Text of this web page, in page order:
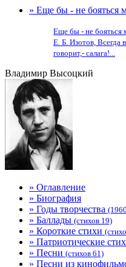
» Еще бы - не бояться
Еще бы - не бояться
Е. Б. Изотов, Всегда
говорит,- салага!...
Владимир Высоцкий
» Оглавление
» Биография
» Годы творчества
» Баллады (стихов 19)
» Короткие стихи
» Патриотические
» Песни (стихов 61)
» Песни из